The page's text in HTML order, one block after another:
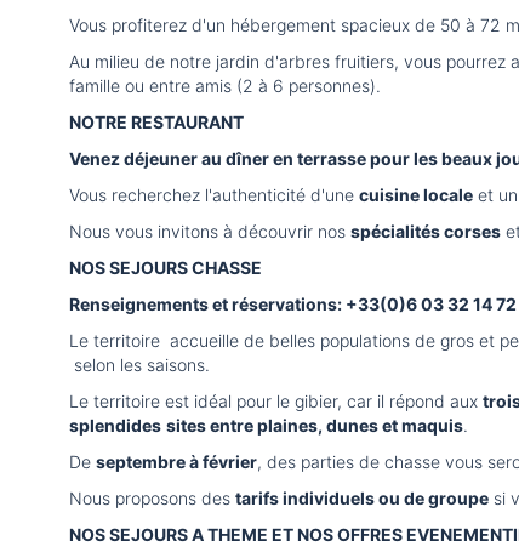
Vous profiterez d'un hébergement spacieux de 50 à 72
Au milieu de notre jardin d'arbres fruitiers, vous pourrez
famille ou entre amis (2 à 6 personnes).
NOTRE RESTAURANT
Venez déjeuner au dîner en terrasse pour les beaux
Vous recherchez l'authenticité d'une cuisine locale et un
Nous vous invitons à découvrir nos spécialités corses
NOS SEJOURS CHASSE
Renseignements et réservations: +33(0)6 03 32 14 72
Le territoire accueille de belles populations de gros et
selon les saisons.
Le territoire est idéal pour le gibier, car il répond aux
splendides sites entre plaines, dunes et maquis.
De septembre à février, des parties de chasse vous
Nous proposons des tarifs individuels ou de groupe si
NOS SEJOURS A THEME ET NOS OFFRES